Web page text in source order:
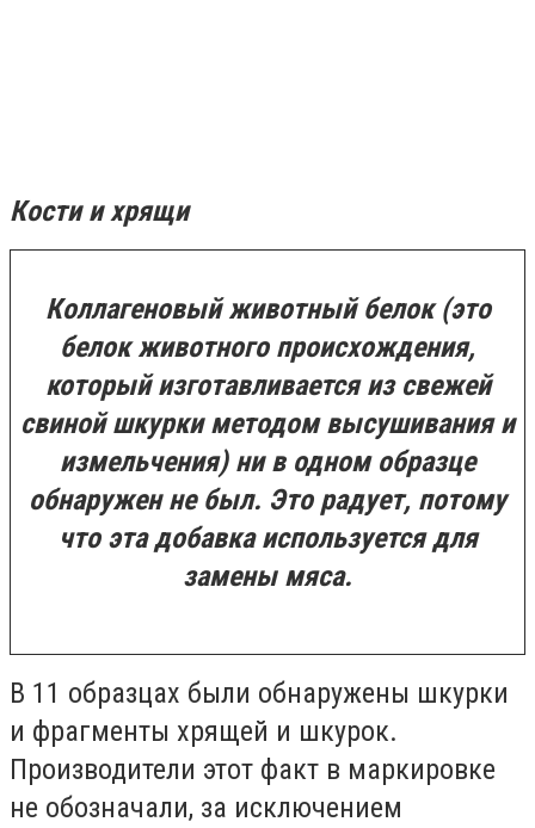
Кости и хрящи
Коллагеновый животный белок (это
белок животного происхождения,
который изготавливается из свежей
свиной шкурки методом высушивания и
измельчения) ни в одном образце
обнаружен не был. Это радует, потому
что эта добавка используется для
замены мяса.
В 11 образцах были обнаружены шкурки
и фрагменты хрящей и шкурок.
Производители этот факт в маркировке
не обозначали, за исключением